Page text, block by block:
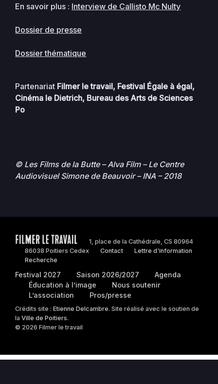
En savoir plus : Interview de Callisto Mc Nulty
Dossier de presse
Dossier thématique
Partenariat Filmer le travail, Festival Égale à égal,
Cinéma le Dietrich, Bureau des Arts de Sciences
Po
© Les Films de la Butte – Alva Film – Le Centre
Audiovisuel Simone de Beauvoir – INA – 2018
1, place de la Cathédrale, CS 80964
86038 Poitiers Cedex
Contact
Lettre d'information
Recherche
Festival 2027 Saison 2026/2027
Agenda
Éducation à l’image
Nous soutenir
L’association
Pros/presse
Crédits site :Etienne Delcambre. Site réalisé avec le soutien de
laVille de Poitiers.
© 2026 Filmer le travail